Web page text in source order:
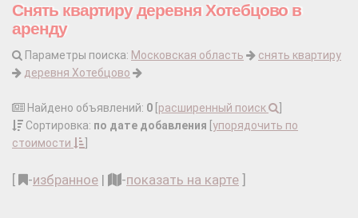
Снять квартиру деревня Хотебцово в
аренду
Параметры поиска: Московская область
снять квартиру
деревня Хотебцово
Найдено объявлений: 0 расширенный поиск
Сортировка: по дате добавления упорядочить по
стоимости
-избранное | -показать на карте